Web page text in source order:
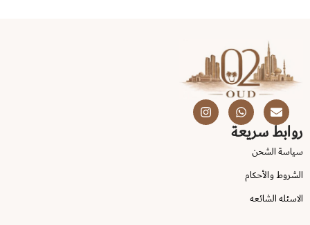
روابط سريعة
سياسة الشحن
الشروط والأحكام
الاسئله الشائعه